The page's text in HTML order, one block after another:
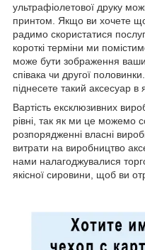
ультрафіолетової друку
принтом. Якщо ви хочете
радимо скористатися
короткі терміни ми
може бути зображення
співака чи другої
піднесете такий аксесуар в
Вартість ексклюзивних
рівні, так як ми це можемо
розпорядженні власні
витрати на виробництво
нами налагоджувалися
якісної сировини, щоб ви